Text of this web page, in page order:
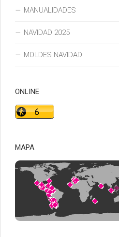
MANUALIDADES
NAVIDAD 2025
MOLDES NAVIDAD
ONLINE
MAPA